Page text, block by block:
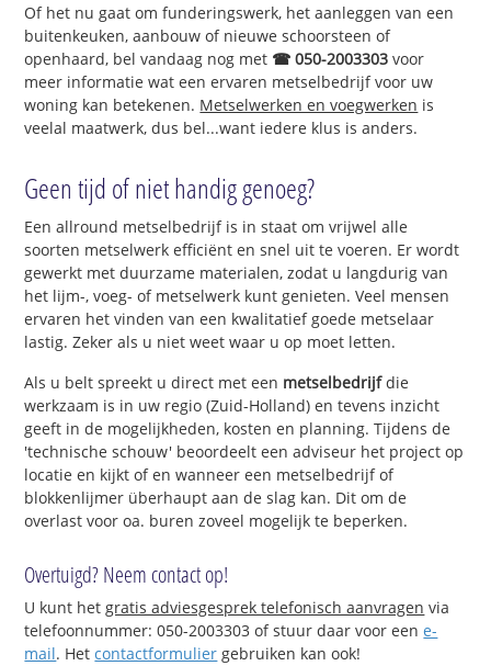
Of het nu gaat om funderingswerk, het aanleggen van een
buitenkeuken, aanbouw of nieuwe schoorsteen of
openhaard, bel vandaag nog met ☎ 050-2003303 voor
meer informatie wat een ervaren metselbedrijf voor uw
woning kan betekenen. Metselwerken en voegwerken is
veelal maatwerk, dus bel...want iedere klus is anders.
Geen tijd of niet handig genoeg?
Een allround metselbedrijf is in staat om vrijwel alle
soorten metselwerk efficiënt en snel uit te voeren. Er wordt
gewerkt met duurzame materialen, zodat u langdurig van
het lijm-, voeg- of metselwerk kunt genieten. Veel mensen
ervaren het vinden van een kwalitatief goede metselaar
lastig. Zeker als u niet weet waar u op moet letten.
Als u belt spreekt u direct met een metselbedrijfdie
werkzaam is in uw regio (Zuid-Holland) en tevens inzicht
geeft in de mogelijkheden, kosten en planning. Tijdens de
'technische schouw' beoordeelt een adviseur het project op
locatie en kijkt of en wanneer een metselbedrijf of
blokkenlijmer überhaupt aan de slag kan. Dit om de
overlast voor oa. buren zoveel mogelijk te beperken.
Overtuigd? Neem contact op!
U kunt hetgratis adviesgesprek telefonisch aanvragen via
telefoonnummer: 050-2003303 of stuur daar voor eene-
mail. Hetcontactformulier gebruiken kan ook!